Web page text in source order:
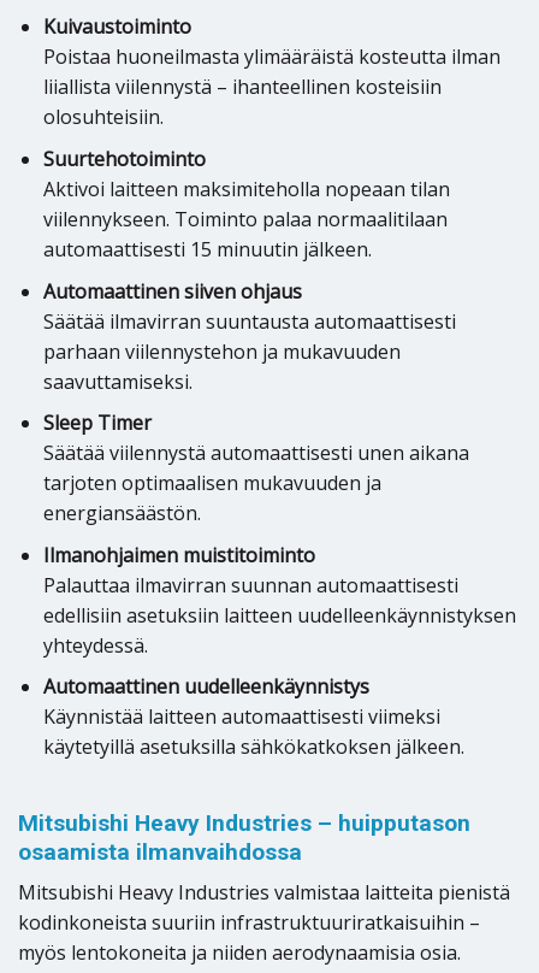
Kuivaustoiminto
Poistaa huoneilmasta ylimääräistä kosteutta ilman
liiallista viilennystä – ihanteellinen kosteisiin
olosuhteisiin.
Suurtehotoiminto
Aktivoi laitteen maksimiteholla nopeaan tilan
viilennykseen. Toiminto palaa normaalitilaan
automaattisesti 15 minuutin jälkeen.
Automaattinen siiven ohjaus
Säätää ilmavirran suuntausta automaattisesti
parhaan viilennystehon ja mukavuuden
saavuttamiseksi.
Sleep Timer
Säätää viilennystä automaattisesti unen aikana
tarjoten optimaalisen mukavuuden ja
energiansäästön.
Ilmanohjaimen muistitoiminto
Palauttaa ilmavirran suunnan automaattisesti
edellisiin asetuksiin laitteen uudelleenkäynnistyksen
yhteydessä.
Automaattinen uudelleenkäynnistys
Käynnistää laitteen automaattisesti viimeksi
käytetyillä asetuksilla sähkökatkoksen jälkeen.
Mitsubishi Heavy Industries – huipputason
osaamista ilmanvaihdossa
Mitsubishi Heavy Industries valmistaa laitteita pienistä
kodinkoneista suuriin infrastruktuuriratkaisuihin –
myös lentokoneita ja niiden aerodynaamisia osia.